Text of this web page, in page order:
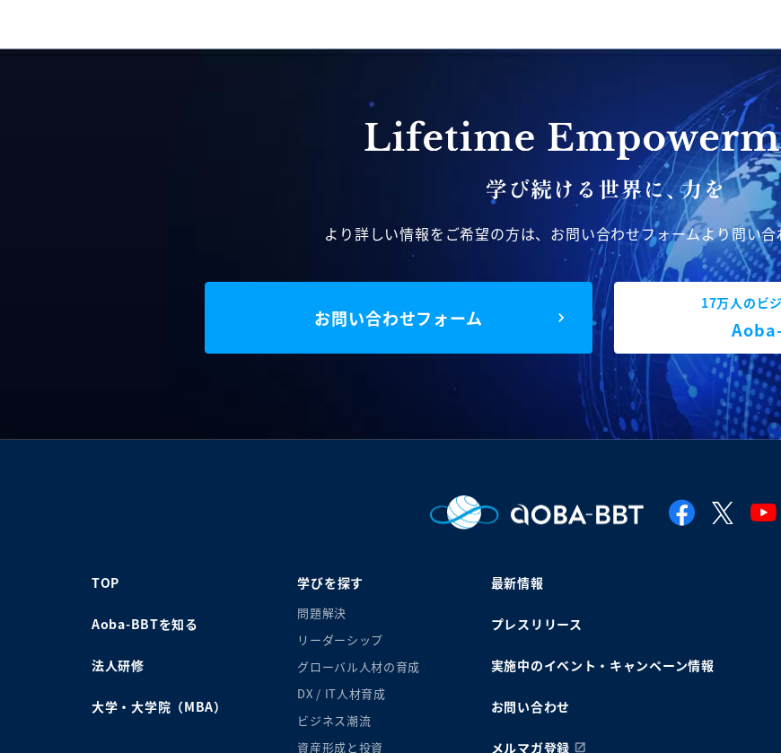
より詳しい情報をご希望の方は、 お問い合わせフォームより問い
お問い合わせフォーム
17万人のビ
TOP
Aoba-BBTを知る
法人研修
大学・大学院（MBA）
学びを探す
問題解決
リーダーシップ
グローバル人材の育成
DX / IT人材育成
ビジネス潮流
資産形成と投資
最新情報
プレスリリース
実施中のイベント・キャンペーン情報
お問い合わせ
メルマガ登録